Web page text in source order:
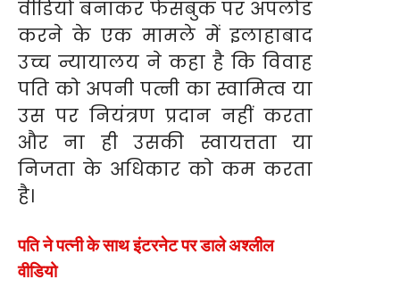
वीडियो बनाकर फेसबुक पर अपलोड
करने के एक मामले में इलाहाबाद
उच्च न्यायालय ने कहा है कि विवाह
पति को अपनी पत्नी का स्वामित्व या
उस पर नियंत्रण प्रदान नहीं करता
और ना ही उसकी स्वायत्तता या
निजता के अधिकार को कम करता
है।
पति ने पत्नी के साथ इंटरनेट पर डाले अश्लील
वीडियो